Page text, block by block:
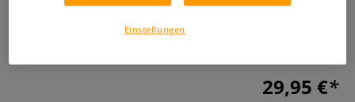
wunderschönen Fotografien inspirieren zum sofortigen
Loslegen: egal ob Vase oder Schale – egal ob mit oder ohne
29,95 €
Einstellungen